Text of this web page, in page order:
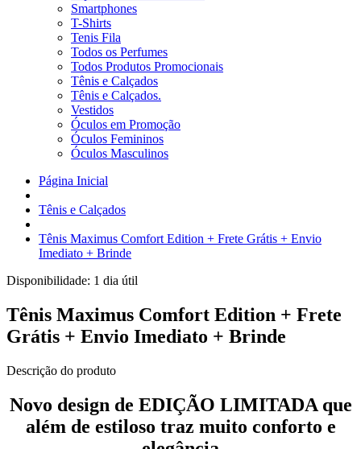
Smartphones
T-Shirts
Tenis Fila
Todos os Perfumes
Todos Produtos Promocionais
Tênis e Calçados
Tênis e Calçados.
Vestidos
Óculos em Promoção
Óculos Femininos
Óculos Masculinos
Página Inicial
Tênis e Calçados
Tênis Maximus Comfort Edition + Frete Grátis + Envio
Imediato + Brinde
Disponibilidade: 1 dia útil
Tênis Maximus Comfort Edition + Frete
Grátis + Envio Imediato + Brinde
Descrição do produto
Novo design de EDIÇÃO LIMITADA que
além de estiloso traz muito conforto e